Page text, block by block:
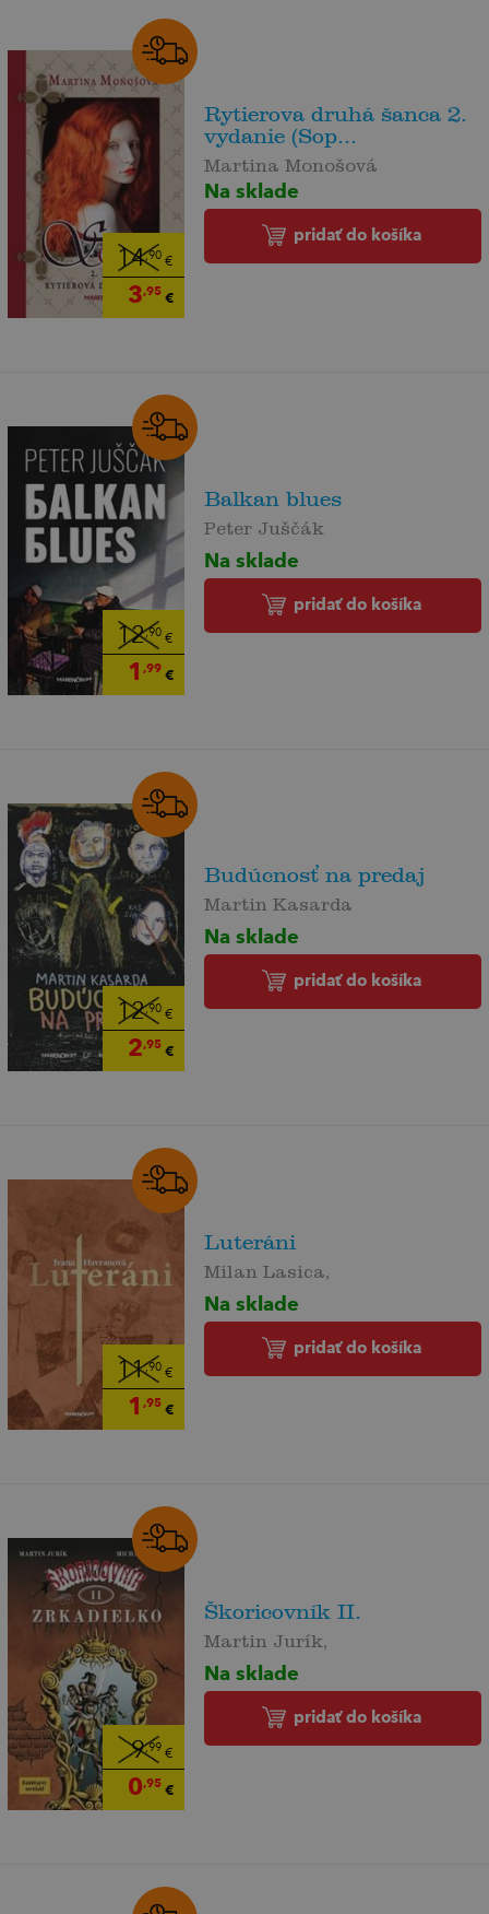
14,90€
3,95€
Rytierova druhá šanca 2.
vydanie (Sop...
Martina Monošová
Na sklade
pridať do košíka
12,90€
1 ,99 €
Balkan blues
Peter Juščák
Na sklade
pridať do košíka
12,90€
2,95€
Budúcnosť na predaj
Martin Kasarda
Na sklade
pridať do košíka
11,90€
1 ,95€
Luteráni
Milan Lasica,
Na sklade
pridať do košíka
9,99 €
0,95€
Škoricovník II.
Martin Jurík,
Na sklade
pridať do košíka